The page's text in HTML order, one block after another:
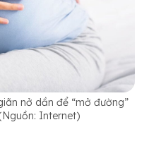
nở dần để “mở đường”
Internet)